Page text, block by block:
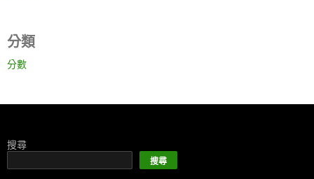
分類
分數
搜尋
搜尋